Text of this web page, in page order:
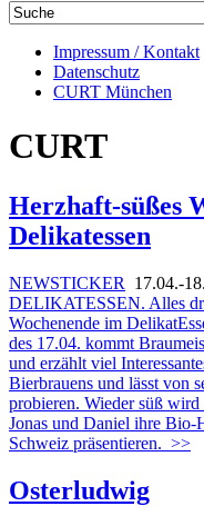
Impressum / Kontakt
Datenschutz
CURT München
CURT
Herzhaft-süßes
Delikatessen
NEWSTICKER
17.04.-
DELIKATESSEN. Alles
Wochenende im
des 17.04. kommt
und erzählt viel
Bierbrauens und lässt von
probieren. Wieder süß
Jonas und Daniel ihre Bio-
Schweiz präsentieren. >>
Osterludwig